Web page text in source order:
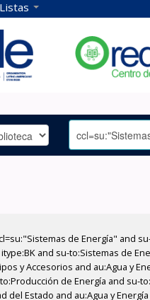
Listas
de Energía" and
and su-to:Sistemas de
y Accesorios and au:Agua y
de Energía and su-
del Estado and au:Agua y